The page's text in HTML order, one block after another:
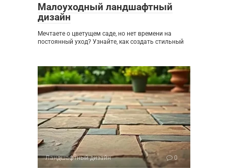
Малоуходный ландшафтный
дизайн
Мечтаете о цветущем саде, но нет времени на
постоянный уход? Узнайте, как создать стильный
Ландшафтный дизайн 0